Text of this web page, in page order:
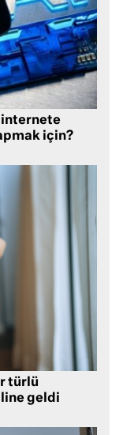
internete
için?
türlü
geldi